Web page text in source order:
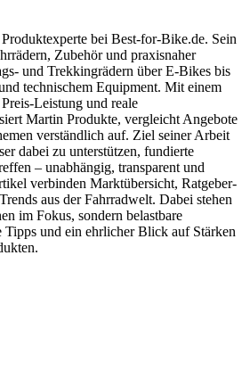
bei Best-for-Bike.de. Sein
Zubehör und praxisnaher
und Trekkingrädern über E-Bikes bis
technischem Equipment. Mit einem
Leistung und reale
Martin Produkte, vergleicht Angebote
verständlich auf. Ziel seiner Arbeit
dabei zu unterstützen, fundierte
– unabhängig, transparent und
verbinden Marktübersicht, Ratgeber-
aus der Fahrradwelt. Dabei stehen
im Fokus, sondern belastbare
und ein ehrlicher Blick auf Stärken